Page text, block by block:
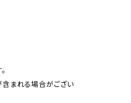
含まれる場合がござい